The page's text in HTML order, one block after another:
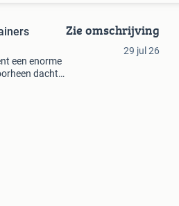
een enorme
dacht
Zie omschrijving
29 jul 26